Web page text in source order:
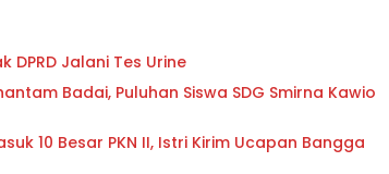
DPRD Jalani Tes Urine
Badai, Puluhan Siswa SDG Smirna Kawio
10 Besar PKN II, Istri Kirim Ucapan Bangga